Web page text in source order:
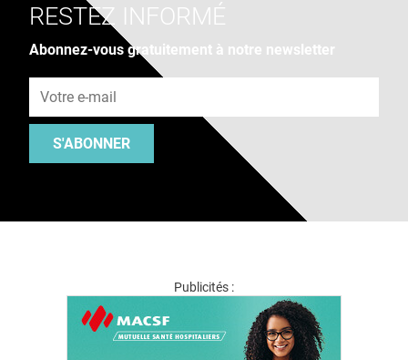
RESTEZ INFORMÉ
Abonnez-vous gratuitement à notre newsletter
S'ABONNER
Publicités :